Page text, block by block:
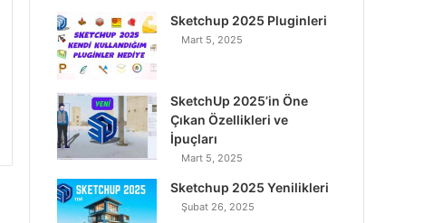
o
k
n
e
a
Sketchup 2025 Pluginleri
Mart 5, 2025
SketchUp 2025’in Öne
Çıkan Özellikleri ve
İpuçları
Mart 5, 2025
Sketchup 2025 Yenilikleri
Şubat 26, 2025